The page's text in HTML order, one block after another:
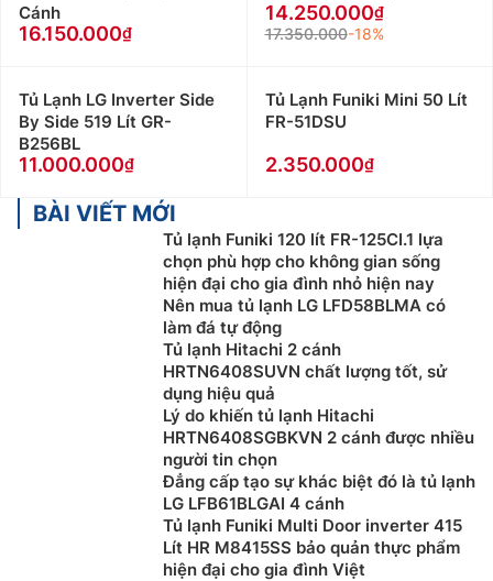
Cánh
16.150.000
14.250.000
17.350.000-18%
Tủ Lạnh LG Inverter Side
By Side 519 Lít GR-
B256BL
11.000.000
Tủ Lạnh Funiki Mini 50 Lít
FR-51DSU
2.350.000
BÀI VIẾT MỚI
Tủ lạnh Funiki 120 lít FR-125CI.1 lựa
chọn phù hợp cho không gian sống
hiện đại cho gia đình nhỏ hiện nay
Nên mua tủ lạnh LG LFD58BLMA có
làm đá tự động
Tủ lạnh Hitachi 2 cánh
HRTN6408SUVN chất lượng tốt, sử
dụng hiệu quả
Lý do khiến tủ lạnh Hitachi
HRTN6408SGBKVN 2 cánh được nhiều
người tin chọn
Đẳng cấp tạo sự khác biệt đó là tủ lạnh
LG LFB61BLGAI 4 cánh
Tủ lạnh Funiki Multi Door inverter 415
Lít HR M8415SS bảo quản thực phẩm
hiện đại cho gia đình Việt